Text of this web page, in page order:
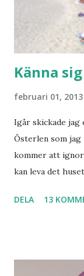
Känna
februari 01, 2013
Igår skickade
Österlen som
kommer att
kan leva det
används. Min
lånade från
DELA 13